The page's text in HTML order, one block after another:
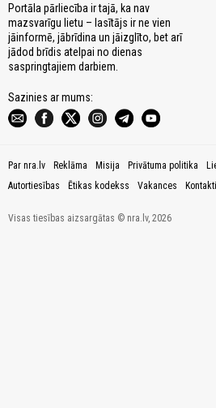
Portāla pārliecība ir tajā, ka nav
mazsvarīgu lietu – lasītājs ir ne vien
jāinformē, jābrīdina un jāizglīto, bet arī
jādod brīdis atelpai no dienas
saspringtajiem darbiem.
Sazinies ar mums:
Par nra.lv Reklāma Misija Privātuma politika
Autortiesības
Ētikas kodekss Vakances Kontakti
Visas tiesības aizsargātas © nra.lv, 2026